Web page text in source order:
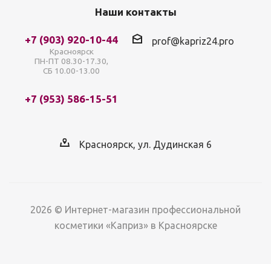
Наши контакты
+7 (903) 920-10-44
Красноярск
ПН-ПТ 08.30-17.30,
СБ 10.00-13.00
+7 (953) 586-15-51
prof@kapriz24.pro
Красноярск, ул. Дудинская 6
2026 © Интернет-магазин профессиональной
косметики «Каприз» в Красноярске